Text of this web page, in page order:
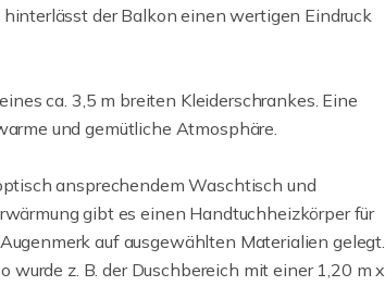
der Balkon einen wertigen Eindruck
ca. 3,5 m breiten Kleiderschrankes. Eine
und gemütliche Atmosphäre.
ansprechendem Waschtisch und
gibt es einen Handtuchheizkörper für
auf ausgewählten Materialien gelegt.
z. B. der Duschbereich mit einer 1,20 m x